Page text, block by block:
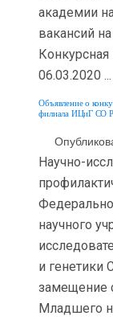
академии
вакансий
06.03.2020 ...
Объявление о
филиала ИЦиГ СО
Научно-
научного
и генетики
замещение
Младшего